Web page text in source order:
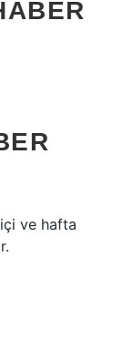
ve hafta